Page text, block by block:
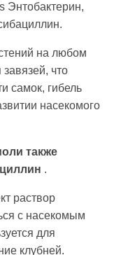
Энтобактерин,
на любом
что
самок, гибель
насекомого
также
.
раствор
с насекомым
для
клубней.